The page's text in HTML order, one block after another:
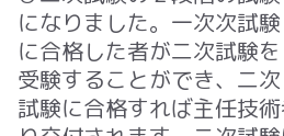
になりました。一次次試験
に合格した者が二次試験を
受験することができ、二次
試験に合格すれば主任技